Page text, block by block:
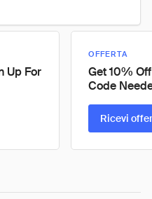
Up For
OFFERTA
Get 10%
Code
Ricevi